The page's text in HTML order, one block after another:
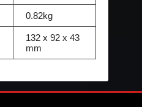
0.82kg
132 x 92 x 43
mm